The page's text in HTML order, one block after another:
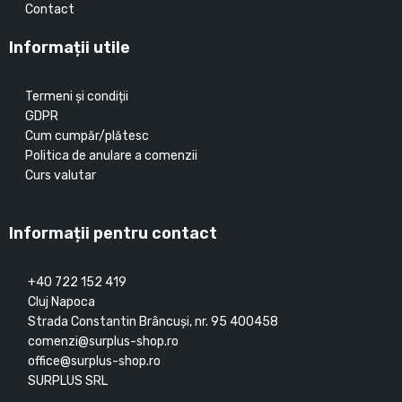
Contact
Informații utile
Termeni și condiții
GDPR
Cum cumpăr/plătesc
Politica de anulare a comenzii
Curs valutar
Informații pentru contact
+40 722 152 419
Cluj Napoca
Strada Constantin Brâncuşi, nr. 95 400458
comenzi@surplus-shop.ro
office@surplus-shop.ro
SURPLUS SRL